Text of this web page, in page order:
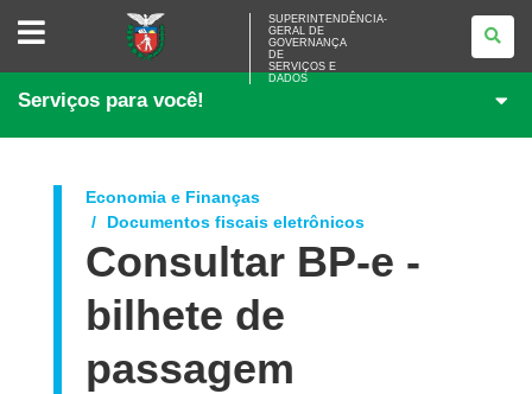
SUPERINTENDÊNCIA-
<BR>GOVERNANÇA
SERVIÇOS
DADOS
SUPERINTENDÊNCIA-
GERAL DE
GOVERNANÇA
DE
SERVIÇOS E
DADOS
Serviços para você!
Economia e Finanças
Documentos fiscais eletrônicos
Consultar BP-e -
bilhete de
passagem